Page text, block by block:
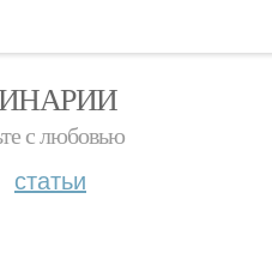
с любовью
статьи